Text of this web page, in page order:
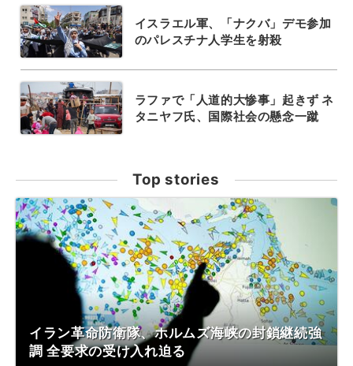
イスラエル軍、「ナクバ」デモ参加
のパレスチナ人学生を射殺
ラファで「人道的大惨事」起きず ネ
タニヤフ氏、国際社会の懸念一蹴
Top stories
イラン革命防衛隊、ホルムズ海峡の封鎖継続強
調 全要求の受け入れ迫る